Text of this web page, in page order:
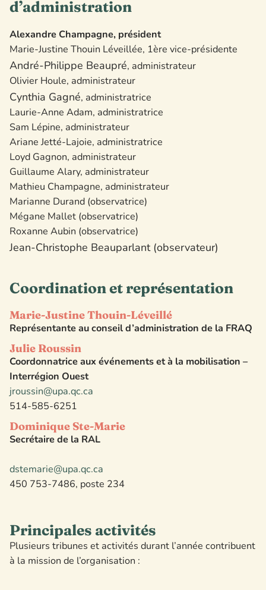
d’administration
Alexandre Champagne, président
Marie-Justine Thouin Léveillée, 1ère vice-présidente
André-Philippe Beaupré, administrateur
Olivier Houle, administrateur
Cynthia Gagné, administratrice
Laurie-Anne Adam, administratrice
Sam Lépine, administrateur
Ariane Jetté-Lajoie, administratrice
Loyd Gagnon, administrateur
Guillaume Alary, administrateur
Mathieu Champagne, administrateur
Marianne Durand (observatrice)
Mégane Mallet (observatrice)
Roxanne Aubin (observatrice)
Jean-Christophe Beauparlant (observateur)
Coordination et représentation
Marie-Justine Thouin-Léveillé
Représentante au conseil d’administration de la FRAQ
Julie Roussin
Coordonnatrice aux événements et à la mobilisation –
Interrégion Ouest
jroussin@upa.qc.ca
514-585-6251
Dominique Ste-Marie
Secrétaire de la RAL
dstemarie@upa.qc.ca
450 753-7486, poste 234
Principales activités
Plusieurs tribunes et activités durant l’année contribuent
à la mission de l’organisation :